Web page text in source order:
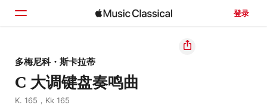
登录
主页
浏览
多梅尼科・斯卡拉蒂
C 大调键盘奏鸣曲
K. 165，Kk 165